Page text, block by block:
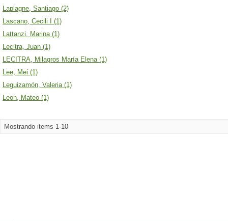
Laplagne, Santiago (2)
Lascano, Cecili I (1)
Lattanzi, Marina (1)
Lecitra, Juan (1)
LECITRA, Milagros María Elena (1)
Lee, Mei (1)
Leguizamón, Valeria (1)
Leon, Mateo (1)
Mostrando items 1-10